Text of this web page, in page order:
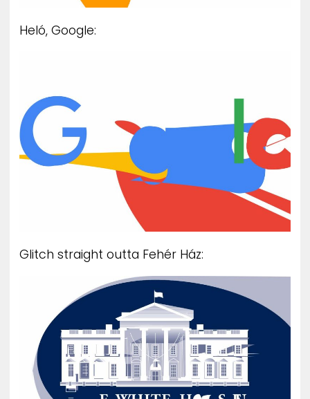
Heló, Google:
Glitch straight outta Fehér Ház: